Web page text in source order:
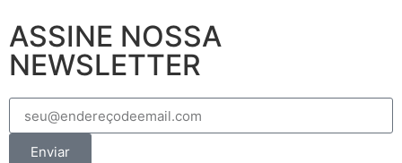
ASSINE NOSSA
NEWSLETTER
Enviar